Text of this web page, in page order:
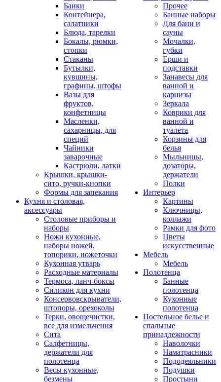
Банки
Контейнера,
салатники
Блюда, тарелки
Бокалы, рюмки,
стопки
Стаканы
Бутылки,
кувшины,
графины, штофы
Вазы для
фруктов,
конфетницы
Масленки,
сахарницы, для
специй
Чайники
заварочные
Кастрюли, латки
Крышки, крышки-
сито, ручки-кнопки
Формы для запекания
Кухня и столовая,
аксессуары
Столовые приборы и
наборы
Ножи кухонные,
наборы ножей,
топорики, ножеточки
Кухонная утварь
Расходные материалы
Термоса, ланч-боксы
Силикон для кухни
Консервовскрыватели,
штопоры, орехоколы
Терки, овощечистки,
все для измельчения
Сита
Салфетницы,
держатели для
полотенца
Весы кухонные,
безмены
Прочее
Банные наборы
Для бани и
сауны
Мочалки,
губки
Ерши и
подставки
Занавесы для
ванной и
карнизы
Зеркала
Коврики для
ванной и
туалета
Корзины для
белья
Мыльницы,
дозаторы,
держатели
Полки
Интерьер
Картины
Ключницы,
коллажи
Рамки для фото
Цветы
искусственные
Мебель
Мебель
Полотенца
Банные
полотенца
Кухонные
полотенца
Постельное белье и
спальные
принадлежности
Наволочки
Наматрасники
Пододеяльники
Подушки
Простыни